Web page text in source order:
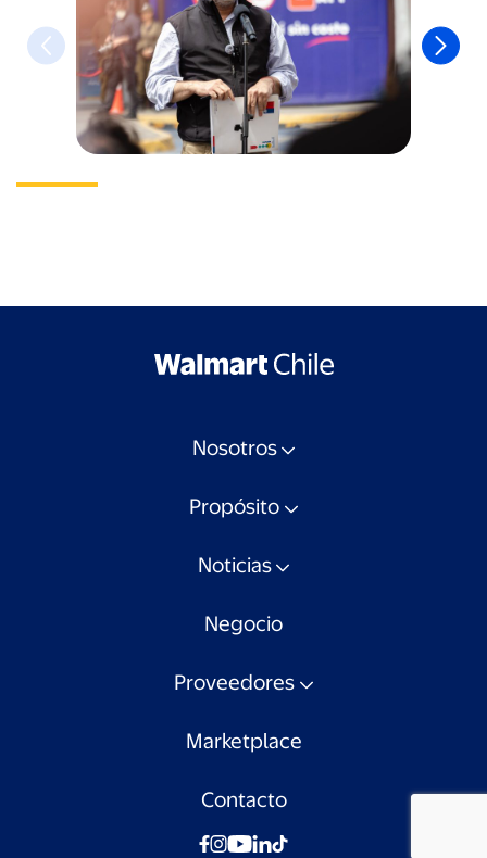
Nosotros
Propósito
Noticias
Negocio
Proveedores
Marketplace
Contacto